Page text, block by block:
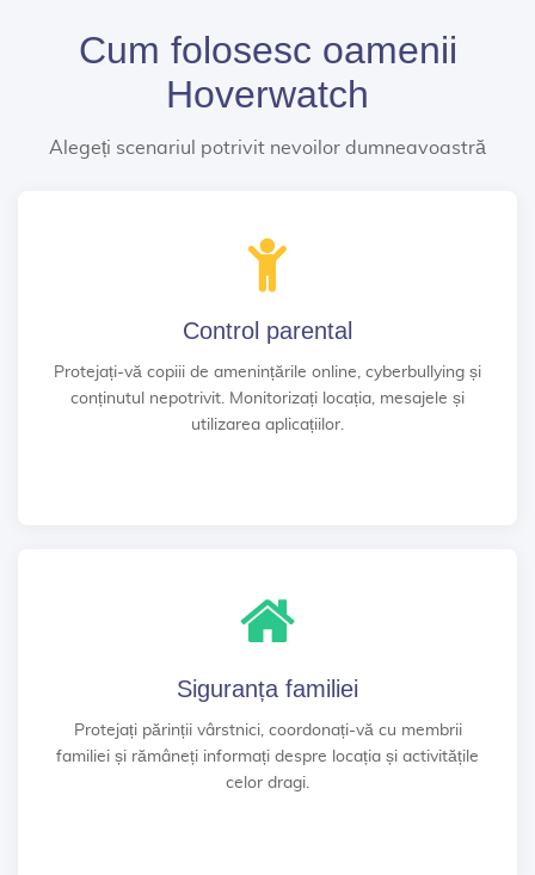
Cum folosesc oamenii
Hoverwatch
Alegeți scenariul potrivit nevoilor dumneavoastră
Control parental
Protejați-vă copiii de amenințările online, cyberbullying și
conținutul nepotrivit. Monitorizați locația, mesajele și
utilizarea aplicațiilor.
Siguranța familiei
Protejați părinții vârstnici, coordonați-vă cu membrii
familiei și rămâneți informați despre locația și activitățile
celor dragi.